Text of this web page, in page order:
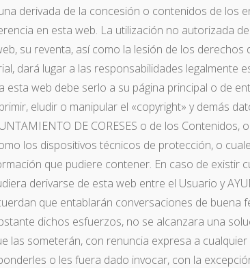
derivada de la concesión o contenidos de los
en esta web. La utilización no autorizada
su reventa, así como la lesión de los derechos
dará lugar a las responsabilidades legalmente
esta web debe serlo a su página principal o de
eludir o manipular el «copyright» y demás
DE CORESES o de los Contenidos,
los dispositivos técnicos de protección, o
que pudiere contener. En caso de existir
derivarse de esta web entre el Usuario y
que entablarán conversaciones de buena
dichos esfuerzos, no se alcanzara una
las someterán, con renuncia expresa a
o les fuera dado invocar, con la